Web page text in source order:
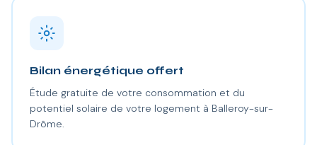
Bilan énergétique offert
Étude gratuite de votre consommation et du
potentiel solaire de votre logement à Balleroy-sur-
Drôme.